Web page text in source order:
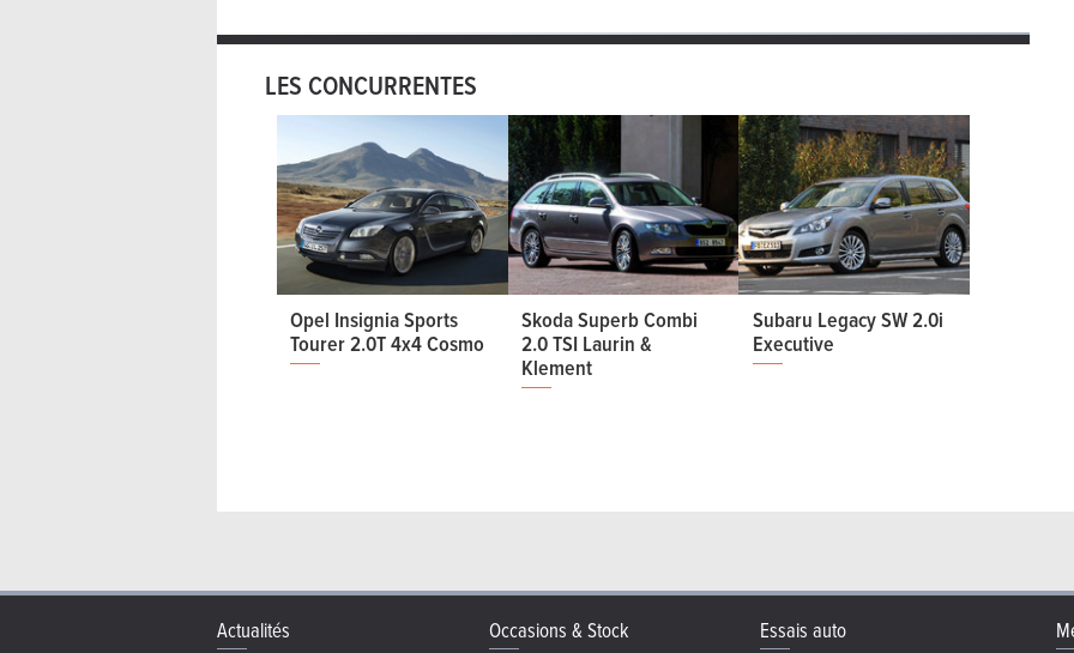
LES CONCURRENTES
Opel Insignia Sports
Tourer 2.0T 4x4 Cosmo
Skoda Superb Combi
2.0 TSI Laurin &
Klement
Subaru Legacy SW 2.0i
Executive
Actualités Occasions & Stock Essais auto